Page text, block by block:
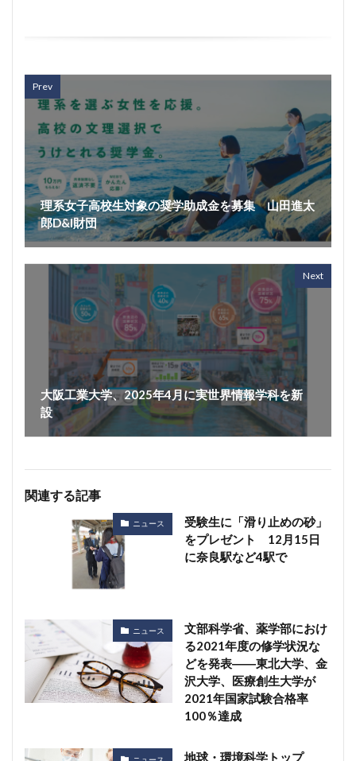
Prev
理系女子高校生対象の奨学助成金を募集 山田進太
郎D&I財団
Next
大阪工業大学、2025年4月に実世界情報学科を新
設
関連する記事
ニュース
受験生に「滑り止めの砂」
をプレゼント 12月15日
に奈良駅など4駅で
ニュース
文部科学省、薬学部におけ
る2021年度の修学状況な
どを発表――東北大学、金
沢大学、医療創生大学が
2021年国家試験合格率
100％達成
地球・環境科学トップ